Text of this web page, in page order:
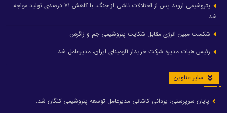
پتروشیمی اروند پس از اختلالات ناشی از جنگ، با کاهش ۷۱ درصدی تولید مواجه
شد
شکست مبین انرژی مقابل شکایت پتروشیمی جم و زاگرس
رئیس هیات مدیره شرکت خریدار آلومینای ایران، مدیرعامل شد
سایر عناوین
پایان سرپرستی؛ یزدانی کاشانی مدیرعامل توسعه پتروشیمی کنگان شد.